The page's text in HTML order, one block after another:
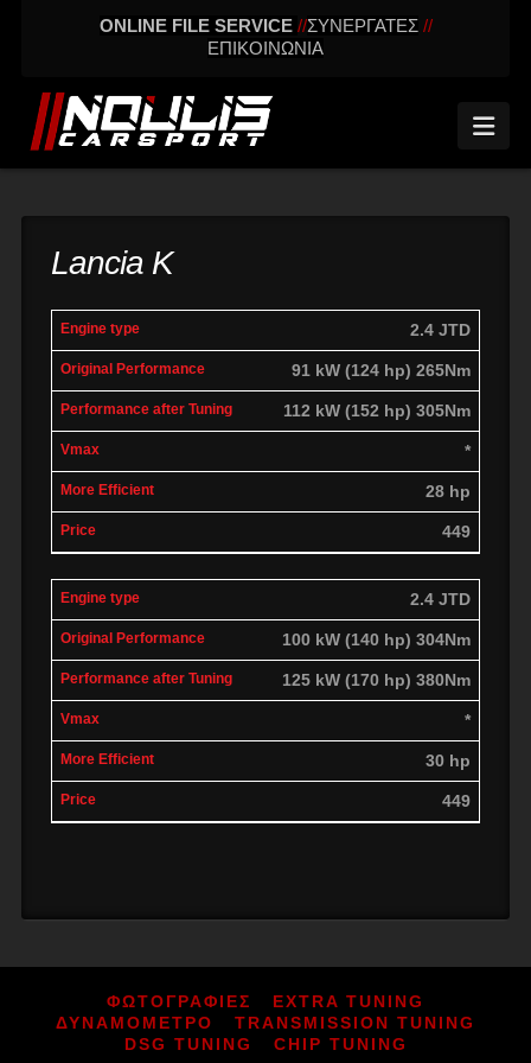
ONLINE FILE SERVICE //ΣΥΝΕΡΓΑΤΕΣ //
ΕΠΙΚΟΙΝΩΝΙΑ
Lancia K
engine
type
performance
after tuning
Vmax
2.4 JTD
91 kW (124 hp) 265Nm
112 kW (152 hp) 305Nm
*
28 hp
449
2.4 JTD
100 kW (140 hp) 304Nm
125 kW (170 hp) 380Nm
*
30 hp
449
ΦΩΤΟΓΡΑΦΙΕΣ
EXTRA TUNING
ΔΥΝΑΜΟΜΕΤΡΟ
TRANSMISSION TUNING
DSG TUNING
CHIP TUNING